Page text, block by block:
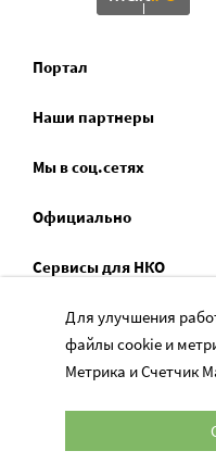
Портал
Наши партнеры
Мы в соц.сетях
Официально
Сервисы для НКО
Спецпроекты
Социальное служение
Для улучшения
файлы cookie и
Метрика и Счетчик